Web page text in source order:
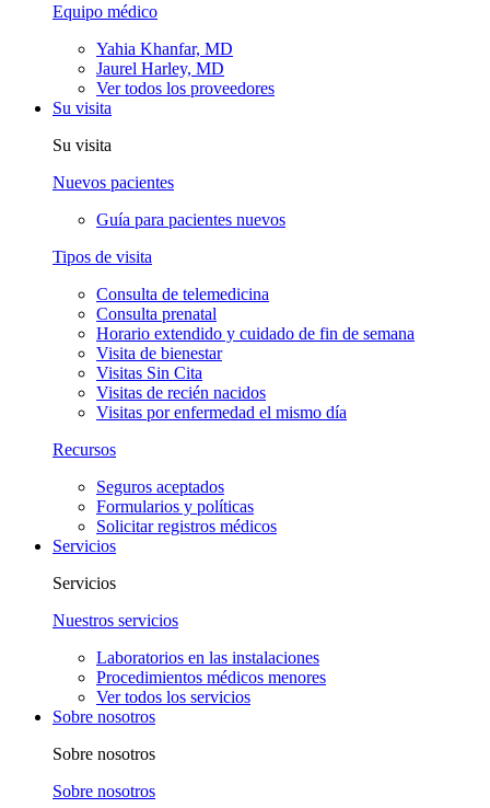
Equipo médico
Yahia Khanfar, MD
Jaurel Harley, MD
Ver todos los proveedores
Su visita
Su visita
Nuevos pacientes
Guía para pacientes nuevos
Tipos de visita
Consulta de telemedicina
Consulta prenatal
Horario extendido y cuidado de fin de semana
Visita de bienestar
Visitas Sin Cita
Visitas de recién nacidos
Visitas por enfermedad el mismo día
Recursos
Seguros aceptados
Formularios y políticas
Solicitar registros médicos
Servicios
Servicios
Nuestros servicios
Laboratorios en las instalaciones
Procedimientos médicos menores
Ver todos los servicios
Sobre nosotros
Sobre nosotros
Sobre nosotros